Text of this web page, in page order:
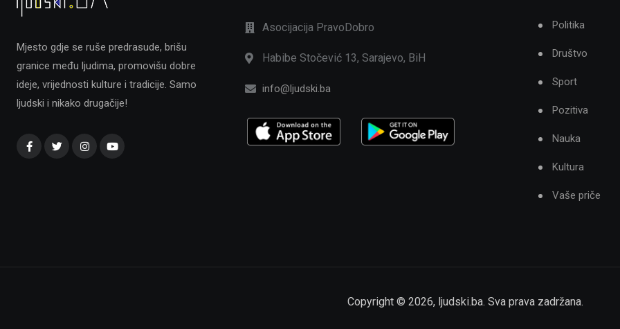
Mjesto gdje se ruše predrasude, brišu
granice među ljudima, promovišu dobre
ideje, vrijednosti kulture i tradicije. Samo
ljudski i nikako drugačije!
Asocijacija PravoDobro
Habibe Stočević 13, Sarajevo, BiH
info@ljudski.ba
Politika
Društvo
Sport
Pozitiva
Nauka
Kultura
Vaše priče
Copyright © 2026, ljudski.ba. Sva prava zadržana.